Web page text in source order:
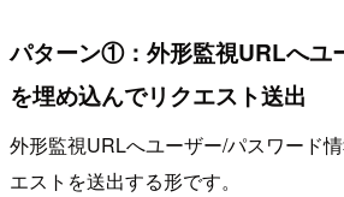
パターン①：外形監視URLへユ
を埋め込んでリクエスト送出
外形監視URLへユーザー/パスワード
エストを送出する形です。